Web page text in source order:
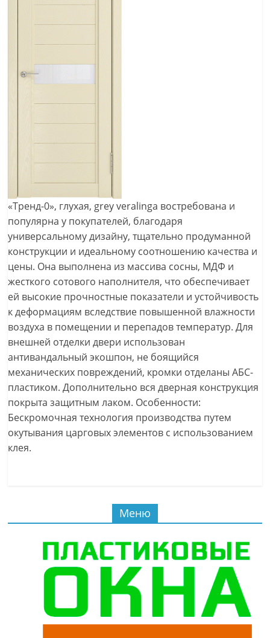
«Тренд-0», глухая, grey veralinga востребована и
популярна у покупателей, благодаря
универсальному дизайну, тщательно продуманной
конструкции и идеальному соотношению качества и
цены. Она выполнена из массива сосны, МДФ и
жесткого сотового наполнителя, что обеспечивает
ей высокие прочностные показатели и устойчивость
к деформациям вследствие повышенной влажности
воздуха в помещении и перепадов температур. Для
внешней отделки двери использован
антивандальный экошпон, не боящийся
механических повреждений, кромки отделаны АБС-
пластиком. Дополнительно вся дверная конструкция
покрыта защитным лаком. Особенности:
Бескромочная технология производства путем
окутывания царговых элементов с использованием
клея.
Меню